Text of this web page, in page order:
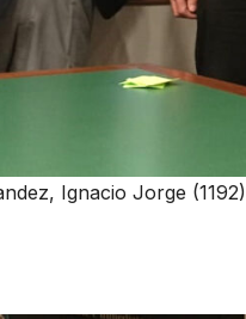
Ignacio Jorge (1192)